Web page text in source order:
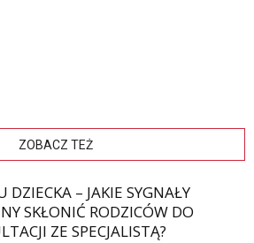
ZOBACZ TEŻ
DZIECKA – JAKIE SYGNAŁY
SKŁONIĆ RODZICÓW DO
ZE SPECJALISTĄ?